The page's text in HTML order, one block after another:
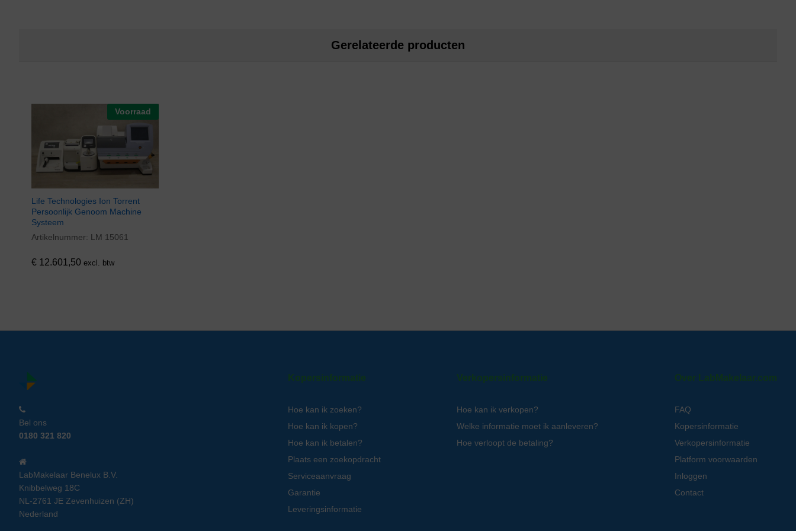
Gerelateerde producten
Voorraad
Life Technologies Ion Torrent
Persoonlijk Genoom Machine
Systeem
Artikelnummer: LM 15061
€ 12.601,50 excl. btw
Bel ons
0180 321 820
LabMakelaar Benelux B.V.
Knibbelweg 18C
NL-2761 JE Zevenhuizen (ZH)
Nederland
Kopersinformatie
Hoe kan ik zoeken?
Hoe kan ik kopen?
Hoe kan ik betalen?
Plaats een zoekopdracht
Serviceaanvraag
Garantie
Leveringsinformatie
Verkopersinformatie
Hoe kan ik verkopen?
Welke informatie moet ik aanleveren?
Hoe verloopt de betaling?
Over LabMakelaar.com
FAQ
Kopersinformatie
Verkopersinformatie
Platform voorwaarden
Inloggen
Contact